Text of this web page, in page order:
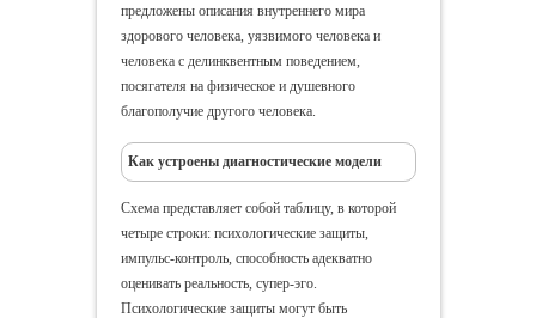
предложены описания внутреннего мира
здорового человека, уязвимого человека и
человека с делинквентным поведением,
посягателя на физическое и душевного
благополучие другого человека.
Как устроены диагностические модели
Схема представляет собой таблицу, в которой
четыре строки: психологические защиты,
импульс-контроль, способность адекватно
оценивать реальность, супер-эго.
Психологические защиты могут быть